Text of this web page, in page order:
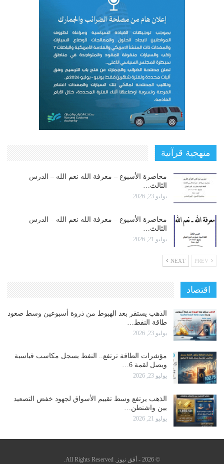
منهجية قرآنية
محاضرة الأسبوع – معرفة الله نعم الله – الدرس
الثالث…
يوليو 23, 2026
محاضرة الأسبوع – معرفة الله نعم الله – الدرس
الثالث…
يوليو 21, 2026
NEXT
اقتصاد
الذهب يستقر بعد الهبوط من ذروة أسبوعين وسط صعود
طاقة النفط…
يوليو 23, 2026
مؤشرات الطاقة ترتفع.. النفط يسجل مكاسب قياسية
ويصل لقمة 6…
يوليو 23, 2026
الذهب يرتفع وسط تقييم الأسواق لجهود خفض التصعيد
بين واشنطن…
يوليو 21, 2026
© 2026 - أفق نيوز. All Rights Reserved.